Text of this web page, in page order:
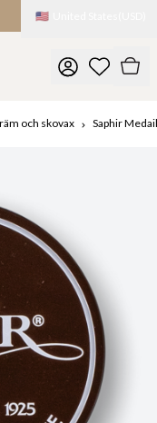
🇺🇸
och skovax Saphir